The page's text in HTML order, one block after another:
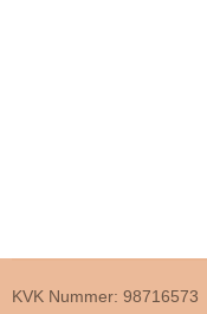
KVK Nummer: 98716573